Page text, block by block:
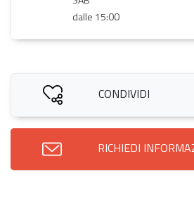
dalle 15:00
CONDIVIDI
RICHIEDI